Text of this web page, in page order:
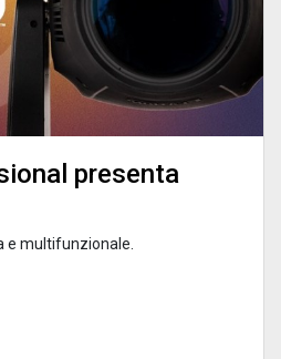
presenta
e multifunzionale.